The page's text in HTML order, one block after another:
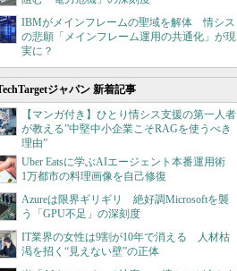
IBMがメインフレームの聖域を解体 情シス
の悲願「メインフレーム運用の共通化」が現
実に？
ジャパン 新着記事
【マンガ付き】ひとり情シス支援の第一人者
が教える”中堅中小企業こそRAGを使うべき
理由”
Uber Eatsに学ぶAIエージェント本番運用術
1万都市の料理画像を自己修復
Azureは限界ギリギリ 絶好調Microsoftを襲
う「GPU不足」の深刻度
IT業界の女性は9割が10年で消える 人材枯
渇を招く“見えない壁”の正体